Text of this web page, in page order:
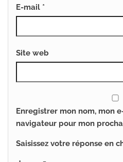
E-mail *
Site web
Enregistrer mon nom, mon
navigateur pour mon
Saisissez votre réponse en